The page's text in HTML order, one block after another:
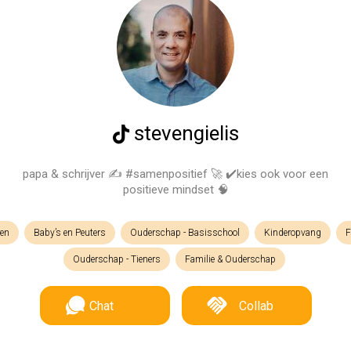
stevengielis
papa & schrijver ✍️ #samenpositief 🚀 ✔️kies ook voor een
positieve mindset 🧠
Baby’s en Peuters Ouderschap - Basisschool Kinderopvang
Ouderschap - Tieners Familie & Ouderschap
Chat Collab